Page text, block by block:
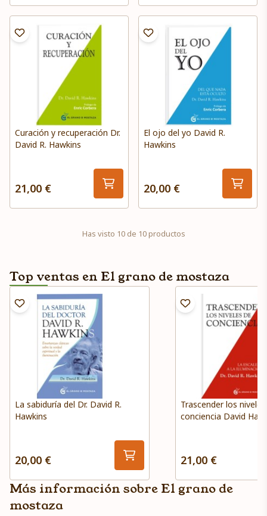
Curación y recuperación Dr.
David R. Hawkins
21,00 €
El ojo del yo David R.
Hawkins
20,00 €
Has visto 10 de 10 productos
Top ventas en El grano de mostaza
La sabiduría del Dr. David R.
Hawkins
20,00 €
Trascender los
conciencia David
21,00 €
Más información sobre El grano de
mostaza